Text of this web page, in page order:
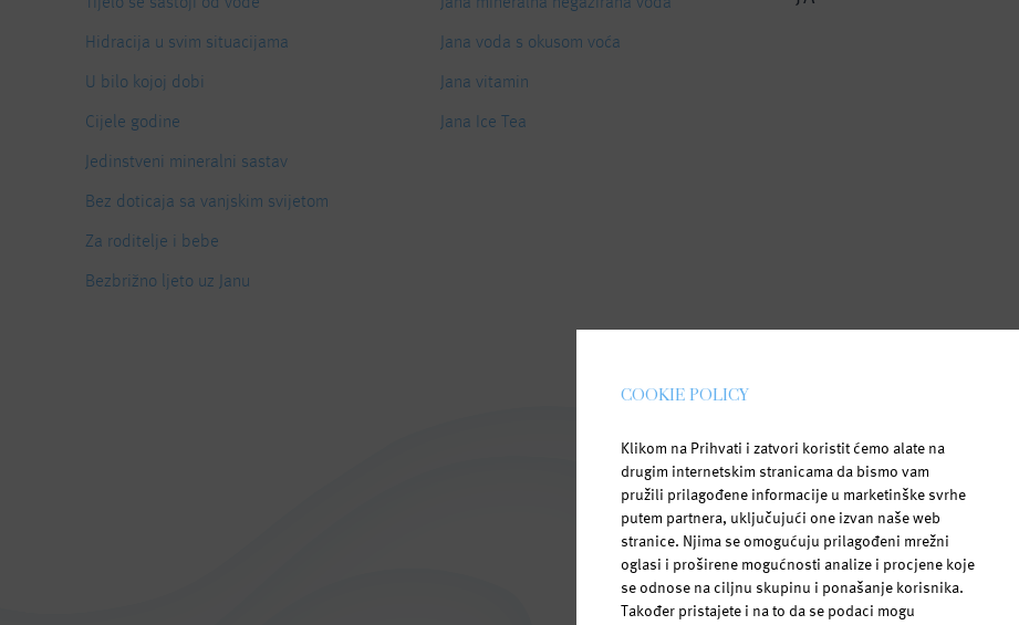
Hidracija u svim situacijama
U bilo kojoj dobi
Cijele godine
Jedinstveni mineralni sastav
Bez doticaja sa vanjskim svijetom
Za roditelje i bebe
Bezbrižno ljeto uz Janu
Jana voda s okusom voća
Jana vitamin
Jana Ice Tea
COOKIE POLICY
Klikom na Prihvati i zatvori koristit ćemo alate na
drugim internetskim stranicama da bismo vam
pružili prilagođene informacije u marketinške svrhe
putem partnera, uključujući one izvan naše web
stranice. Njima se omogućuju prilagođeni mrežni
oglasi i proširene mogućnosti analize i procjene koje
se odnose na ciljnu skupinu i ponašanje korisnika.
Također pristajete i na to da se podaci mogu